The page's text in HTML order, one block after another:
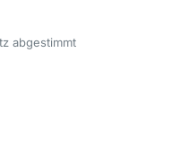
abgestimmt